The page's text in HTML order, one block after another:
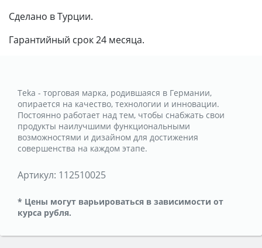
Сделано в Турции.
Гарантийный срок 24 месяца.
Teka - торговая марка, родившаяся в Германии,
опирается на качество, технологии и инновации.
Постоянно работает над тем, чтобы снабжать свои
продукты наилучшими функциональными
возможностями и дизайном для достижения
совершенства на каждом этапе.
Артикул: 112510025
* Цены могут варьироваться в зависимости от
курса рубля.